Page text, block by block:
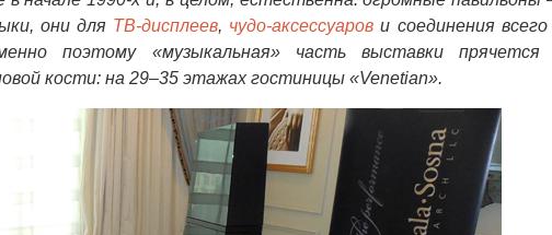
они для ТВ-дисплеев, чудо-аксессуаров и соединения
поэтому «музыкальная» часть выставки прячется
кости: на 29–35 этажах гостиницы «Venetian».